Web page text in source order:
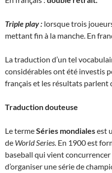
Triple play : lorsque trois
mettant fin à la manche. En
La traduction d’un tel
considérables ont été investis
français et les résultats parlent
Traduction douteuse
Le termeSéries mondialesest
de World Series. En 1900 est
baseball qui vient
d’organiser une série de